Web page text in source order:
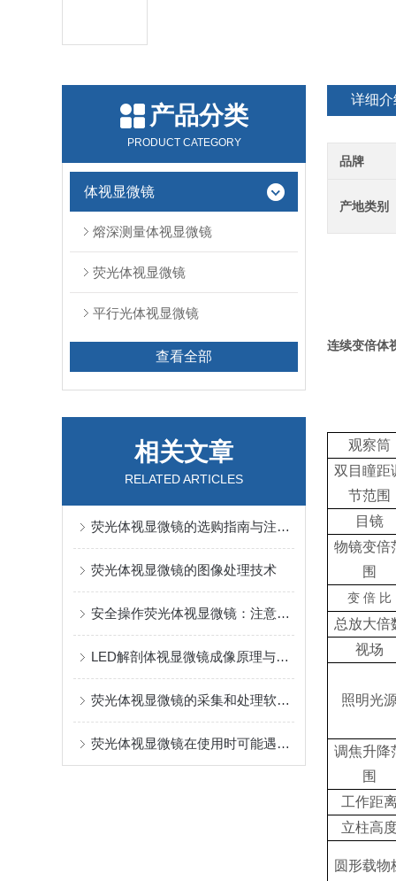
产品分类
PRODUCT CATEGORY
体视显微镜
熔深测量体视显微镜
荧光体视显微镜
平行光体视显微镜
查看全部
相关文章
RELATED ARTICLES
荧光体视显微镜的选购指南与注意事项
荧光体视显微镜的图像处理技术
安全操作荧光体视显微镜：注意事项与风险预防
LED解剖体视显微镜成像原理与光路设计
荧光体视显微镜的采集和处理软件有哪些？
荧光体视显微镜在使用时可能遇到哪些问题？如何解决？
详细介
品牌
产地类别
连续变倍体
观察筒
双目瞳距
节范围
目镜
物镜变倍
围
变 倍 比
总放大倍
视场
照明光
调焦升降
围
工作距
立柱高
圆形载物